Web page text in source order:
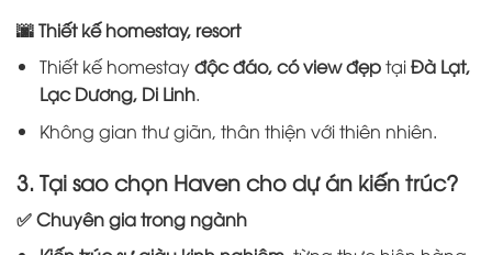
🌆 Thiết kế homestay, resort
Thiết kế homestayđộc đáo, có view đẹptạiĐà Lạt,
Lạc Dương, Di Linh.
Không gian thư giãn, thân thiện với thiên nhiên.
3. Tại sao chọn Haven cho dự án kiến trúc?
✅Chuyên gia trong ngành